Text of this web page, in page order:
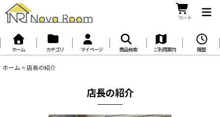
カート
ホーム カテゴリ マイページ 商品検索 ご利用案内 履歴
ホーム > 店長の紹介
店長の紹介